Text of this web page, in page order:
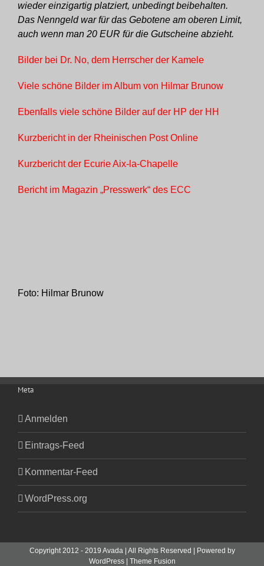
wieder einzigartig platziert, unbedingt beibehalten.
Das Nenngeld war für das Gebotene am oberen Limit,
auch wenn man 20 EUR für die Gutscheine abzieht.
Bilder bei Dr. No, dem Herrscher der Kamele
Viele schöne Bilder im Album von Hilmar Brunow
Ebenfalls viele schöne Bilder auf der HP der HH
Kurzbericht in der Rheinischen Post Online
Kurzbericht der Ecurie Aix-la-Chapelle
Bericht im Magazin „Presswerk“ des ECC
Foto: Hilmar Brunow
Meta
Anmelden
Eintrags-Feed
Kommentar-Feed
WordPress.org
Copyright 2012 - 2019 Avada | All Rights Reserved | Powered by
WordPress| Theme Fusion